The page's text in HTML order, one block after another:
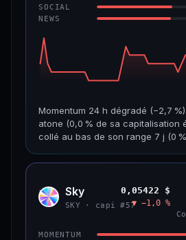
CONFIANCE
SOCIAL
NEWS
Momentum 24 h dégradé (−2,7
atone (0,0 % de sa capitalisation
collé au bas de son range 7 j (0
CAP. MARCHÉ
VAR. 7 J
−3,2
SKY Sky
SKY · capi #57
0,05422 $
▼ −1,0 %
MOMENTUM